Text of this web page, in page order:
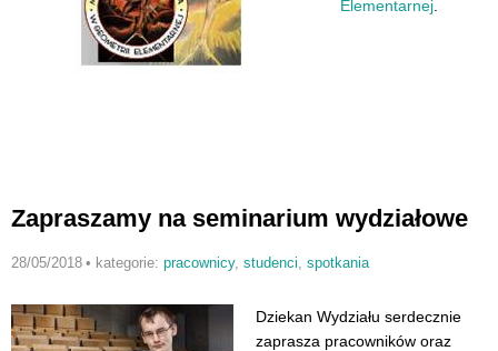
Elementarnej
Zapraszamy na seminarium wydziałowe
28/05/2018 • kategorie: pracownicy, studenci spotkania
Dziekan Wydziału serdecznie
zaprasza pracowników oraz